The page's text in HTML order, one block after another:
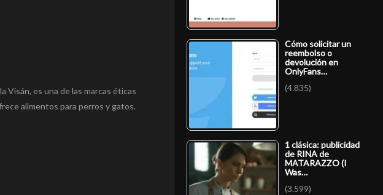
Visán, es una de las marcas éticas
alimentos para perros y gatos.
Cómo solicitar un
reembolso o
devolución en
OnlyFans…
(4.835)
1 clásica: publicidad
de RINA de
MATARAZZO (I
Was…
(3.599)